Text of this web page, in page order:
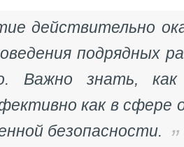
действительно
подрядных
Важно знать, как
как в сфере
безопасности.